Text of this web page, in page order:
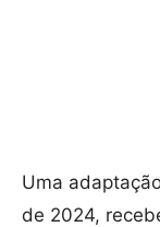
Uma
de 2024,